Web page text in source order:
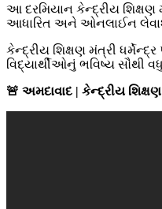
આ દરમિયાન કેન્દ્રીય શિક્ષણ
આધારિત અને ઓનલાઈન લેવાશે.
કેન્દ્રીય શિક્ષણ મંત્રી
વિદ્યાર્થીઓનું ભવિષ્ય સૌથી
🚨 અમદાવાદ | કેન્દ્રીય